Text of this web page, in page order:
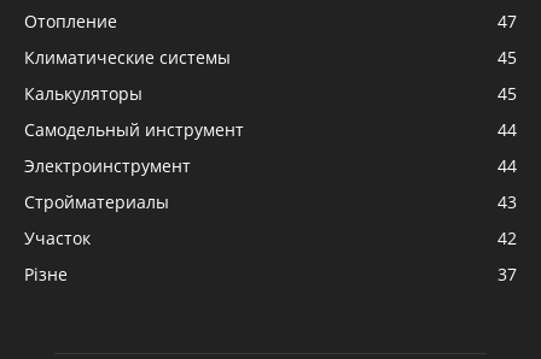
Отопление
47
Климатические системы
45
Калькуляторы
45
Самодельный инструмент
44
Электроинструмент
44
Стройматериалы
43
Участок
42
Різне
37